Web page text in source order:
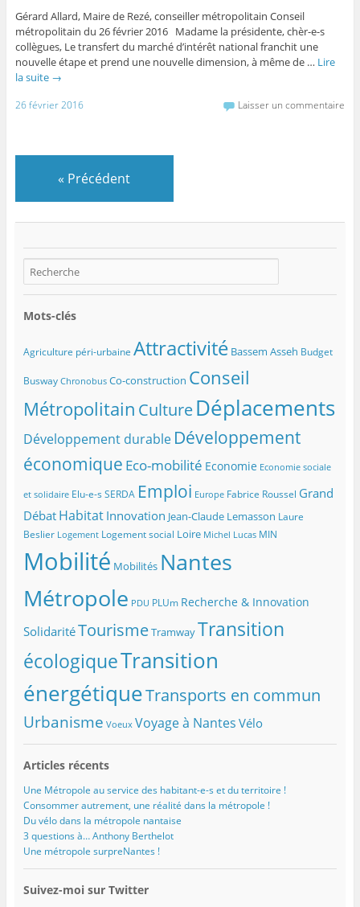
Gérard Allard, Maire de Rezé, conseiller métropolitain Conseil
métropolitain du 26 février 2016 Madame la présidente, chèr-e-s
collègues, Le transfert du marché d’intérêt national franchit une
nouvelle étape et prend une nouvelle dimension, à même de … Lire
la suite →
26 février 2016 Laisser un commentaire
« Précédent
Mots-clés
Agriculture péri-urbaine Attractivité Bassem Asseh Budget
Busway Chronobus Co-construction Conseil
Métropolitain CultureDéplacements
Développement durable Développement
économique Eco-mobilité Economie Economie sociale
et solidaire Elu-e-s SERDA Emploi Europe Fabrice Roussel Grand
Débat Habitat Innovation Jean-Claude Lemasson Laure
Beslier Logement Logement social Loire Michel Lucas MIN
Mobilité Mobilités Nantes
Métropole PDU PLUm Recherche & Innovation
SolidaritéTourismeTramwayTransition
écologiqueTransition
énergétiqueTransports en commun
Urbanisme Voeux Voyage à Nantes Vélo
Articles récents
Une Métropole au service des habitant-e-s et du territoire !
Consommer autrement, une réalité dans la métropole !
Du vélo dans la métropole nantaise
3 questions à… Anthony Berthelot
Une métropole surpreNantes !
Suivez-moi sur Twitter